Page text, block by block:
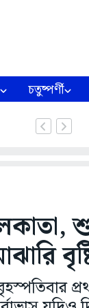
চতুষ্পর্ণী